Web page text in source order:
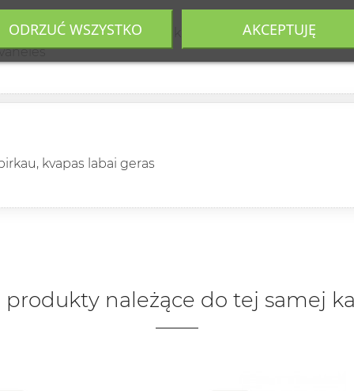
draugei labai patiko. Marskiniai kvepejo dar kita diena
kvapas labai geras
produkty należące do tej samej
ODRZUĆ WSZYSTKO AKCEPTUJĘ